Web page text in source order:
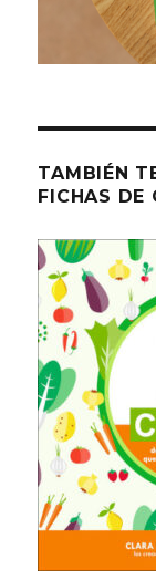
TAMBIÉN
FICHAS DE